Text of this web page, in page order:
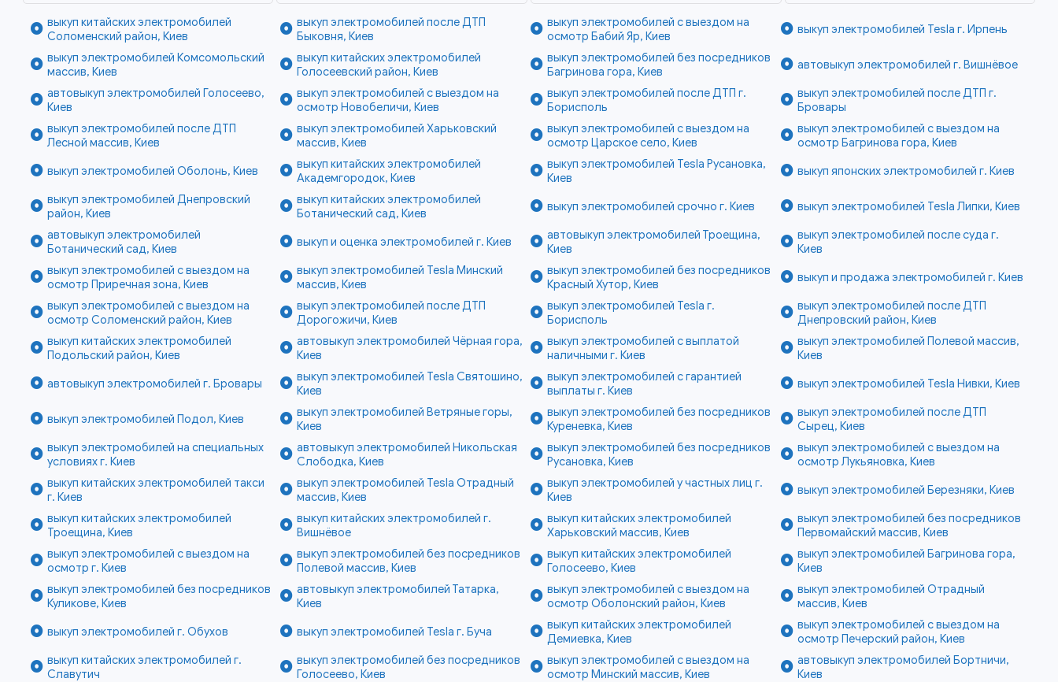
выкуп китайских электромобилей
Соломенский район, Киев
выкуп электромобилей после ДТП
Быковня, Киев
выкуп электромобилей с выездом на
осмотр Бабий Яр, Киев
выкуп электромобилей Tesla г. Ирпень
выкуп электромобилей Комсомольский
массив, Киев
выкуп китайских электромобилей
Голосеевский район, Киев
выкуп электромобилей без посредников
Багринова гора, Киев
автовыкуп электромобилей г. Вишнёвое
автовыкуп электромобилей Голосеево,
Киев
выкуп электромобилей с выездом на
осмотр Новобеличи, Киев
выкуп электромобилей после ДТП г.
Борисполь
выкуп электромобилей после ДТП г.
Бровары
выкуп электромобилей после ДТП
Лесной массив, Киев
выкуп электромобилей Харьковский
массив, Киев
выкуп электромобилей с выездом на
осмотр Царское село, Киев
выкуп электромобилей с выездом на
осмотр Багринова гора, Киев
выкуп электромобилей Оболонь, Киев
выкуп китайских электромобилей
Академгородок, Киев
выкуп электромобилей Tesla Русановка,
Киев
выкуп японских электромобилей г. Киев
выкуп электромобилей Днепровский
район, Киев
выкуп китайских электромобилей
Ботанический сад, Киев
выкуп электромобилей срочно г. Киев
выкуп электромобилей Tesla Липки, Киев
автовыкуп электромобилей
Ботанический сад, Киев
выкуп и оценка электромобилей г. Киев
автовыкуп электромобилей Троещина,
Киев
выкуп электромобилей после суда г.
Киев
выкуп электромобилей с выездом на
осмотр Приречная зона, Киев
выкуп электромобилей Tesla Минский
массив, Киев
выкуп электромобилей без посредников
Красный Хутор, Киев
выкуп и продажа электромобилей г. Киев
выкуп электромобилей с выездом на
осмотр Соломенский район, Киев
выкуп электромобилей после ДТП
Дорогожичи, Киев
выкуп электромобилей Tesla г.
Борисполь
выкуп электромобилей после ДТП
Днепровский район, Киев
выкуп китайских электромобилей
Подольский район, Киев
автовыкуп электромобилей Чёрная гора,
Киев
выкуп электромобилей с выплатой
наличными г. Киев
выкуп электромобилей Полевой массив,
Киев
автовыкуп электромобилей г. Бровары
выкуп электромобилей Tesla Святошино,
Киев
выкуп электромобилей с гарантией
выплаты г. Киев
выкуп электромобилей Tesla Нивки, Киев
выкуп электромобилей Подол, Киев
выкуп электромобилей Ветряные горы,
Киев
выкуп электромобилей без посредников
Куреневка, Киев
выкуп электромобилей после ДТП
Сырец, Киев
выкуп электромобилей на специальных
условиях г. Киев
автовыкуп электромобилей Никольская
Слободка, Киев
выкуп электромобилей без посредников
Русановка, Киев
выкуп электромобилей с выездом на
осмотр Лукьяновка, Киев
выкуп китайских электромобилей такси
г. Киев
выкуп электромобилей Tesla Отрадный
массив, Киев
выкуп электромобилей у частных лиц г.
Киев
выкуп электромобилей Березняки, Киев
выкуп китайских электромобилей
Троещина, Киев
выкуп китайских электромобилей г.
Вишнёвое
выкуп китайских электромобилей
Харьковский массив, Киев
выкуп электромобилей без посредников
Первомайский массив, Киев
выкуп электромобилей с выездом на
осмотр г. Киев
выкуп электромобилей без посредников
Полевой массив, Киев
выкуп китайских электромобилей
Голосеево, Киев
выкуп электромобилей Багринова гора,
Киев
выкуп электромобилей без посредников
Куликове, Киев
автовыкуп электромобилей Татарка,
Киев
выкуп электромобилей с выездом на
осмотр Оболонский район, Киев
выкуп электромобилей Отрадный
массив, Киев
выкуп электромобилей г. Обухов
выкуп электромобилей Tesla г. Буча
выкуп китайских электромобилей
Демиевка, Киев
выкуп электромобилей с выездом на
осмотр Печерский район, Киев
выкуп китайских электромобилей г.
Славутич
выкуп электромобилей без посредников
Голосеево, Киев
выкуп электромобилей с выездом на
осмотр Минский массив, Киев
автовыкуп электромобилей Бортничи,
Киев